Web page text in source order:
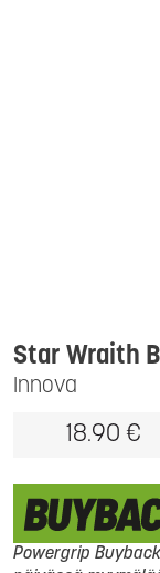
Innova
Star Wraith
18.90 €
Powergrip